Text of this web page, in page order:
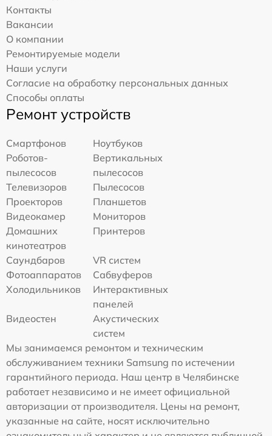
Контакты
Вакансии
О компании
Ремонтируемые модели
Наши услуги
Согласие на обработку персональных данных
Способы оплаты
Ремонт устройств
Смартфонов
Ноутбуков
Роботов-
пылесосов
Вертикальных
пылесосов
Телевизоров
Пылесосов
Проекторов
Планшетов
Видеокамер
Мониторов
Домашних
кинотеатров
Принтеров
Саундбаров
VR систем
Фотоаппаратов
Сабвуферов
Холодильников
Интерактивных
панелей
Видеостен
Акустических
систем
Мы занимаемся ремонтом и техническим
обслуживанием техники Samsung по истечении
гарантийного периода. Наш центр в Челябинске
работает независимо и не имеет официальной
авторизации от производителя. Цены на ремонт,
указанные на сайте, носят исключительно